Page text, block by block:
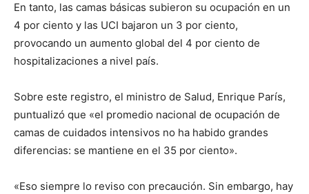
En tanto, las camas básicas subieron su ocupación en un
4 por ciento y las UCI bajaron un 3 por ciento,
provocando un aumento global del 4 por ciento de
hospitalizaciones a nivel país.
Sobre este registro, el ministro de Salud, Enrique París,
puntualizó que «el promedio nacional de ocupación de
camas de cuidados intensivos no ha habido grandes
diferencias: se mantiene en el 35 por ciento».
«Eso siempre lo reviso con precaución. Sin embargo, hay